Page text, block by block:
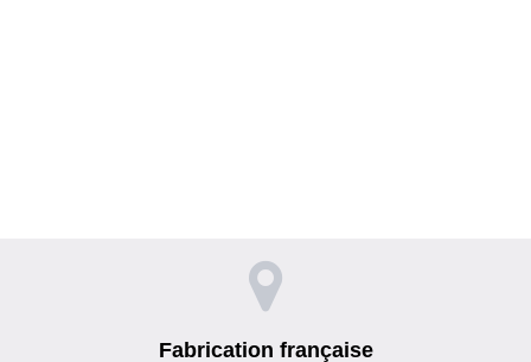
Fabrication française